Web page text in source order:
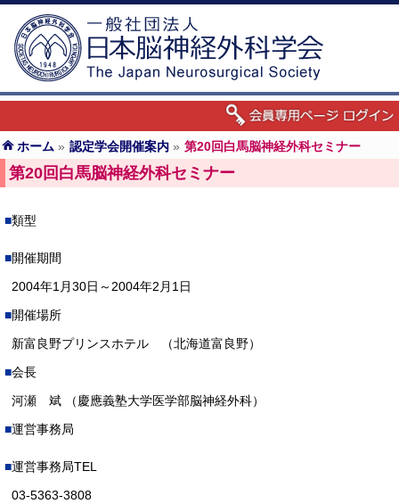
ホーム » 認定学会開催案内 » 第20回白馬脳神経外科セミナー
第20回白馬脳神経外科セミナー
類型
開催期間
2004年1月30日～2004年2月1日
開催場所
新富良野プリンスホテル （北海道富良野）
会長
河瀬 斌 （慶應義塾大学医学部脳神経外科）
運営事務局
運営事務局TEL
03-5363-3808